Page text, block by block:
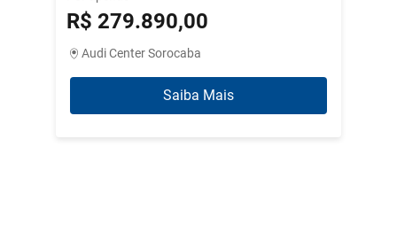
R$ 279.890,00
Audi Center Sorocaba
Saiba Mais